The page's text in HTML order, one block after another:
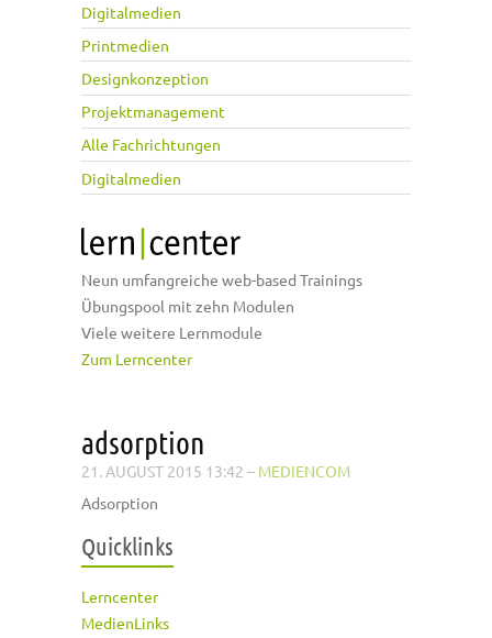
Digitalmedien
Printmedien
Designkonzeption
Projektmanagement
Alle Fachrichtungen
Digitalmedien
Neun umfangreiche web-based Trainings
Übungspool mit zehn Modulen
Viele weitere Lernmodule
Zum Lerncenter
adsorption
21. AUGUST 2015 13:42 – MEDIENCOM
Adsorption
Quicklinks
Lerncenter
MedienLinks